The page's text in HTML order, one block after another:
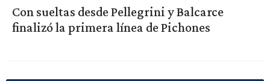
Con sueltas desde Pellegrini y Balcarce
finalizó la primera línea de Pichones